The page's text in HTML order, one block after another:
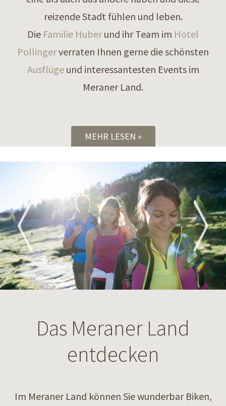
reizende Stadt fühlen und leben.
Die Familie Huberund ihr Team im Hotel
Pollingerverraten Ihnen gerne die schönsten
Ausflügeund interessantesten Events im
Meraner Land.
MEHR LESEN
Das Meraner Land
entdecken
Im Meraner Land können Sie wunderbar Biken,